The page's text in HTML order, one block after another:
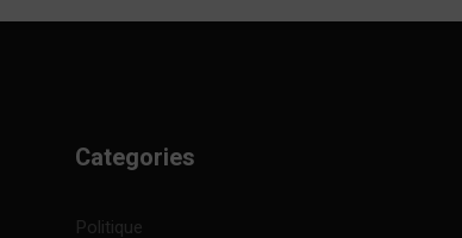
Categories
Politique